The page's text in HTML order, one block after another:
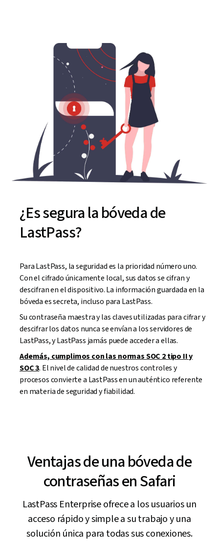
¿Es segura la bóveda de
LastPass?
Para LastPass, la seguridad es la prioridad número uno.
Con el cifrado únicamente local, sus datos se cifran y
descifran en el dispositivo. La información guardada en la
bóveda es secreta, incluso para LastPass.
Su contraseña maestra y las claves utilizadas para cifrar y
descifrar los datos nunca se envían a los servidores de
LastPass, y LastPass jamás puede acceder a ellas.
Además, cumplimos con las normas SOC 2 tipo II y
SOC 3. El nivel de calidad de nuestros controles y
procesos convierte a LastPass en un auténtico referente
en materia de seguridad y fiabilidad.
Ventajas de una bóveda de
contraseñas en Safari
LastPass Enterprise ofrece a los usuarios un
acceso rápido y simple a su trabajo y una
solución única para todas sus conexiones.